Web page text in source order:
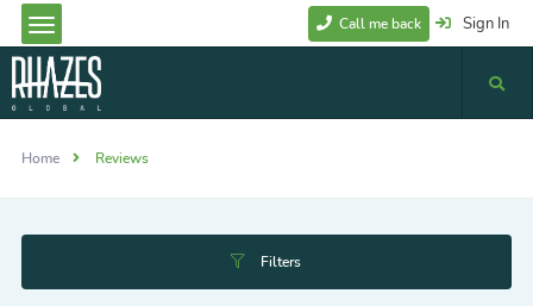
Sign In
Call me back
Home Reviews
Filters